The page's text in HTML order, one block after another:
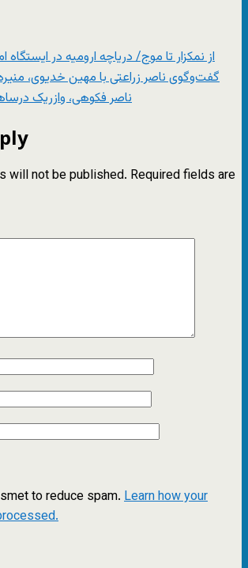
از نمکزار تا موج/ دریاچه ارومیه در ایستگاه
گفت‌وگوی ناصر زراعتی با مهین خدیوی، منیره
ناصر فکوهی، وازریک
will not be published. Required fields are
to reduce spam. Learn how your